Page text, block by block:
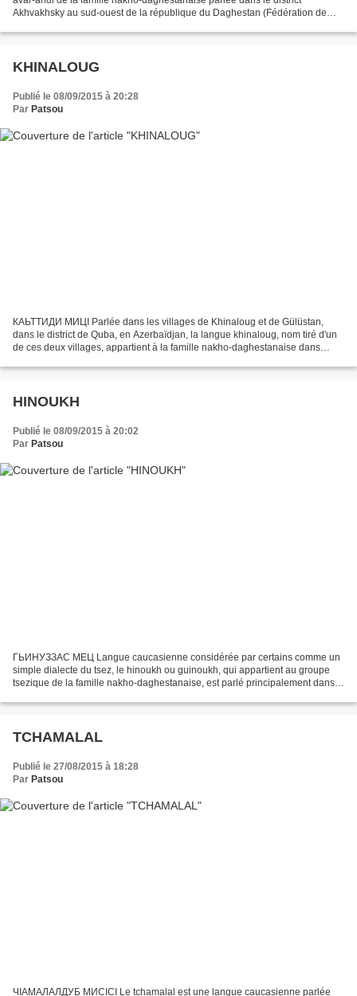
Akhvakhsky au sud-ouest de la république du Daghestan (Fédération de
KHINALOUG
Publié le 08/09/2015 à 20:28
Par Patsou
КАЬТТИДИ МИЦӀ Parlée dans les villages de Khinaloug et de Gülüstan,
dans le district de Quba, en Azerbaïdjan, la langue khinaloug, nom tiré d'un
de ces deux villages, appartient à la famille nakho-daghestanaise dans
HINOUKH
Publié le 08/09/2015 à 20:02
Par Patsou
ГЬИНУЗЗАС МЕЦ Langue caucasienne considérée par certains comme un
simple dialecte du tsez, le hinoukh ou guinoukh, qui appartient au groupe
tsezique de la famille nakho-daghestanaise, est parlé principalement dans
TCHAMALAL
Publié le 27/08/2015 à 18:28
Par Patsou
ЧӀАМАЛАЛДУБ МИСӀСӀ Le tchamalal est une langue caucasienne parlée